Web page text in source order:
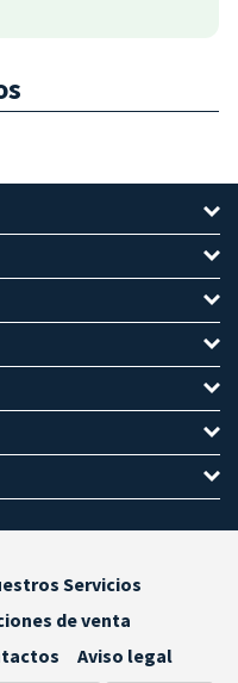
Servicios
de venta
Aviso legal